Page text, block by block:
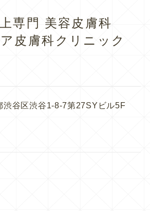
専門 美容皮膚科
皮膚科クリニック
渋谷区渋谷1-8-7第27SYビル5F